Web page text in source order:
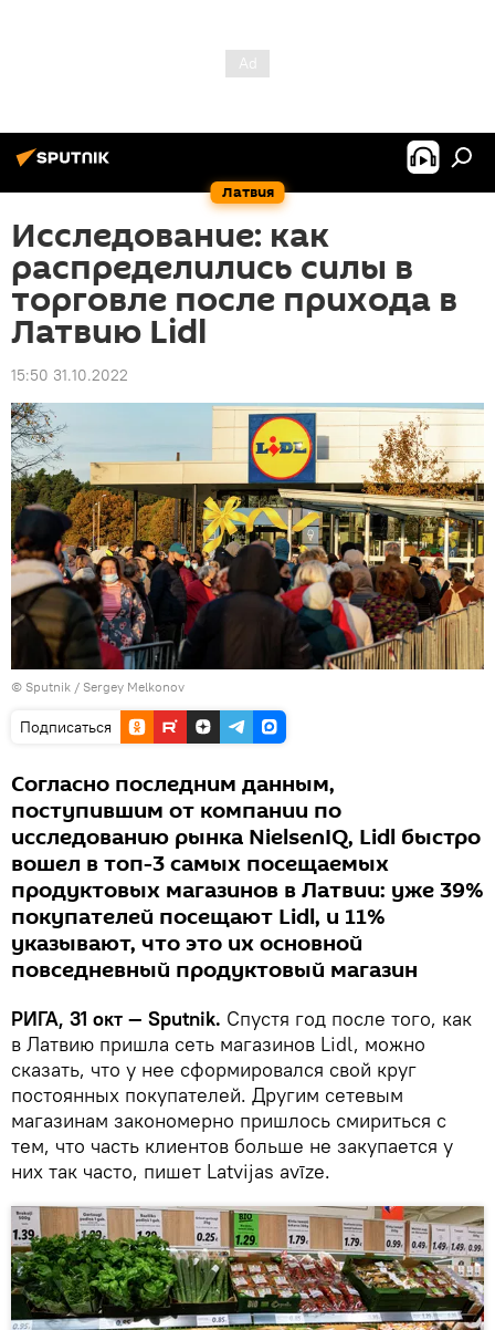
Латвия
Исследование: как
распределились силы в
торговле после прихода в
Латвию Lidl
15:50 31.10.2022
© Sputnik / Sergey Melkonov
Подписаться
Согласно последним данным,
поступившим от компании по
исследованию рынка NielsenIQ, Lidl быстро
вошел в топ-3 самых посещаемых
продуктовых магазинов в Латвии: уже 39%
покупателей посещают Lidl, и 11%
указывают, что это их основной
повседневный продуктовый магазин
РИГА, 31 окт — Sputnik. Спустя год после того, как
в Латвию пришла сеть магазинов Lidl, можно
сказать, что у нее сформировался свой круг
постоянных покупателей. Другим сетевым
магазинам закономерно пришлось смириться с
тем, что часть клиентов больше не закупается у
них так часто, пишет Latvijas avīze.